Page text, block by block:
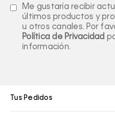
Me gustaría recibir
últimos productos y
u otros canales. Por
Política de Privacidad
información.
Tus Pedidos